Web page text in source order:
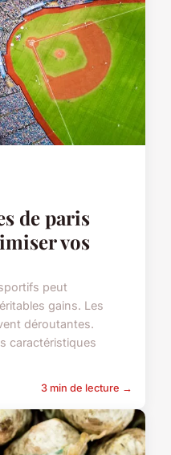
de paris
vos
peut
gains. Les
déroutantes.
caractéristiques
3 min de lecture →